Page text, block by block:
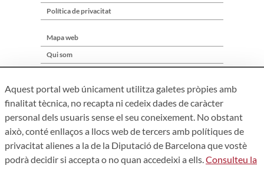
Política de privacitat
Mapa web
Qui som
Aquest portal web únicament utilitza galetes pròpies amb
finalitat tècnica, no recapta ni cedeix dades de caràcter
personal dels usuaris sense el seu coneixement. No obstant
això, conté enllaços a llocs web de tercers amb polítiques de
privacitat alienes a la de la Diputació de Barcelona que vostè
podrà decidir si accepta o no quan accedeixi a ells.Consulteu la